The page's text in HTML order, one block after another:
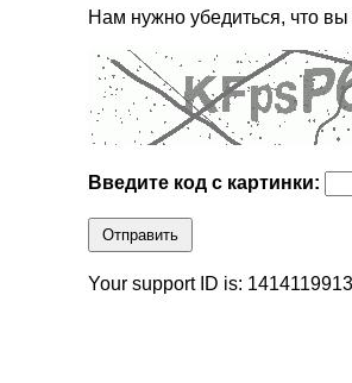
Нам нужно убедиться, что
Введите код с картинки:
Отправить
Your support ID is: